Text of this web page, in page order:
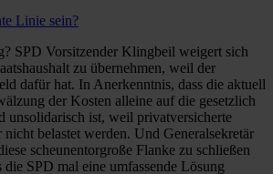
Linie sein?
SPD Vorsitzender Klingbeil weigert sich
zu übernehmen, weil der
dafür hat. In Anerkenntnis, dass die aktuell
der Kosten alleine auf die gesetzlich
unsolidarisch ist, weil privatversicherte
nicht belastet werden. Und Generalsekretär
scheunentorgroße Flanke zu schließen
SPD mal eine umfassende Lösung